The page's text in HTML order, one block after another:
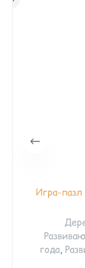
Игра-
года,